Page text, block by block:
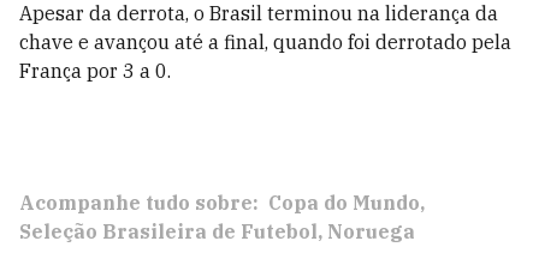
Apesar da derrota, o Brasil terminou na liderança da
chave e avançou até a final, quando foi derrotado pela
França por 3 a 0.
Acompanhe tudo sobre: Copa do Mundo
Seleção Brasileira de Futebol Noruega